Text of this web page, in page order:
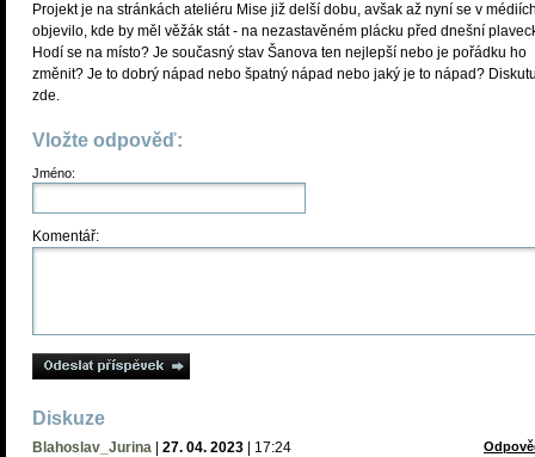
Projekt je na stránkách ateliéru Mise již delší dobu, avšak až nyní se v
objevilo, kde by měl věžák stát - na nezastavěném plácku před dnešní
Hodí se na místo? Je současný stav Šanova ten nejlepší nebo je pořádku ho
změnit? Je to dobrý nápad nebo špatný nápad nebo jaký je to nápad?
zde.
Vložte odpověď:
Jméno:
Komentář:
Diskuze
Blahoslav_Jurina 27. 04. 2023 17:24